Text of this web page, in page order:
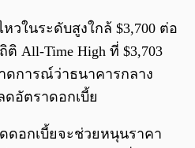
วในระดับสูงใกล้ $3,700 ต่อ
All-Time High ที่ $3,703
ดการณ์ว่าธนาคารกลาง
ดอัตราดอกเบี้ย
ดอกเบี้ยจะช่วยหนุนราคา